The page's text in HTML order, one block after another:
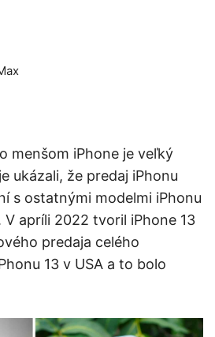
menšom iPhone je veľký
ukázali, že predaj iPhonu
s ostatnými modelmi iPhonu
apríli 2022 tvoril iPhone 13
predaja celého
13 v USA a to bolo